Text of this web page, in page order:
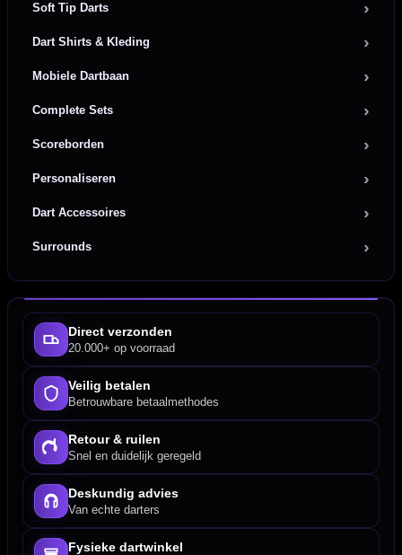
Soft Tip Darts
Dart Shirts & Kleding
Mobiele Dartbaan
Complete Sets
Scoreborden
Personaliseren
Dart Accessoires
Surrounds
Direct verzonden
20.000+ op voorraad
Veilig betalen
Betrouwbare betaalmethodes
Retour & ruilen
Snel en duidelijk geregeld
Deskundig advies
Van echte darters
Fysieke dartwinkel